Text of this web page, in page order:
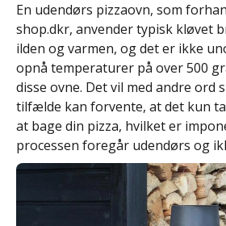
En udendørs pizzaovn, som
shop.dkr, anvender typisk kløvet
ilden og varmen, og det er ikke
opnå temperaturer på over 500
disse ovne. Det vil med andre ord
tilfælde kan forvente, at det kun
at bage din pizza, hvilket er
processen foregår udendørs og